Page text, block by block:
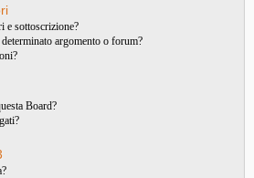
e sottoscrizione?
argomento o forum?
Board?